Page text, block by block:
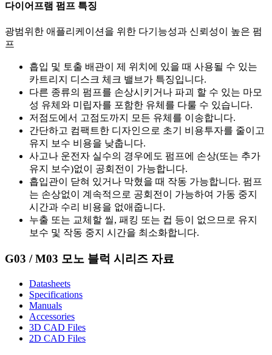
다이어프램 펌프 특징
광범위한 애플리케이션을 위한 다기능성과 신뢰성이 높은 펌
프
흡입 및 토출 배관이 제 위치에 있을 때 사용될 수 있는
카트리지 디스크 체크 밸브가 특징입니다.
다른 종류의 펌프를 손상시키거나 파괴 할 수 있는 마모
성 유체와 미립자를 포함한 유체를 다룰 수 있습니다.
저점도에서 고점도까지 모든 유체를 이송합니다.
간단하고 컴팩트한 디자인으로 초기 비용투자를 줄이고
유지 보수 비용을 낮춥니다.
사고나 운전자 실수의 경우에도 펌프에 손상(또는 추가
유지 보수)없이 공회전이 가능합니다.
흡입관이 닫혀 있거나 막혔을 때 작동 가능합니다. 펌프
는 손상없이 계속적으로 공회전이 가능하여 가동 중지
시간과 수리 비용을 없애줍니다.
누출 또는 교체할 씰, 패킹 또는 컵 등이 없으므로 유지
보수 및 작동 중지 시간을 최소화합니다.
G03 / M03 모노 블럭 시리즈 자료
Datasheets
Specifications
Manuals
Accessories
3D CAD Files
2D CAD Files